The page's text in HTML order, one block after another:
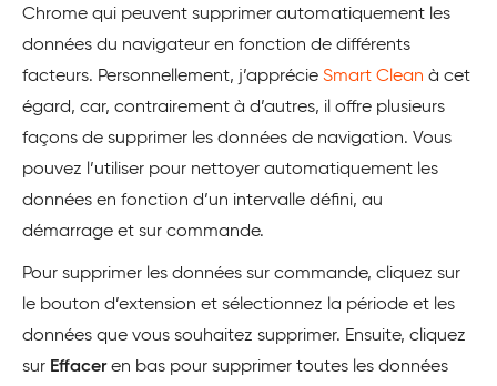
Chrome qui peuvent supprimer automatiquement les
données du navigateur en fonction de différents
facteurs. Personnellement, j’apprécie Smart Clean à cet
égard, car, contrairement à d’autres, il offre plusieurs
façons de supprimer les données de navigation. Vous
pouvez l’utiliser pour nettoyer automatiquement les
données en fonction d’un intervalle défini, au
démarrage et sur commande.
Pour supprimer les données sur commande, cliquez sur
le bouton d’extension et sélectionnez la période et les
données que vous souhaitez supprimer. Ensuite, cliquez
sur Effaceren bas pour supprimer toutes les données